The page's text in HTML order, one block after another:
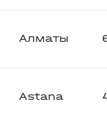
Алматы
Astana